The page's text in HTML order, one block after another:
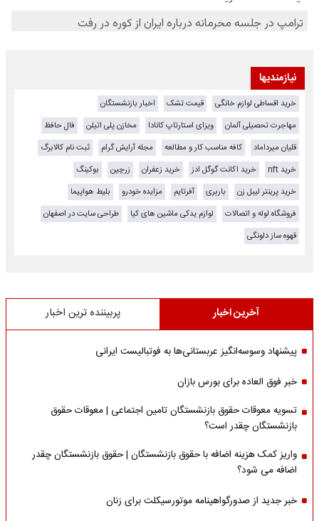
نیازمندیها
خرید اقساطی لوازم خانگی قیمت تشک
اخبار بازنشستگان
مهاجرت تحصیلی آلمان
ویزای استارتاپ کانادا مخازن پلی اتیلن
فال حافظ
قلیان میرداماد
کافه مناسب کار و مطالعه مجله آرایش گرام
ثبت نام کالابرگ
خرید nft
خرید اکانت گوگل ادز خرید زعفران زرچین
بوکینگ
خرید پرینتر لیبل زن
باربری آفرتایم مزایده خودرو
بلیط هواپیما
فروشگاه لوله و اتصالات
لوازم یدکی ماشین های کیا
طراحی سایت در اصفهان
قهوه ساز دلونگی
آخرین اخبار پربیننده ترین اخبار
پیشنهاد وسوسه‌انگیز عربستانی‌ها به فوتبالیست ایرانی
خبر فوق العاده برای بورس بازان
تسویه معوقات حقوق بازنشستگان تامین اجتماعی | معوقات حقوق
بازنشستگان چقدر است؟
واریز کمک هزینه اضافه با حقوق بازنشستگان | حقوق بازنشستگان چقدر
اضافه می شود؟
خبر جدید از صدورگواهینامه موتورسیکلت برای زنان